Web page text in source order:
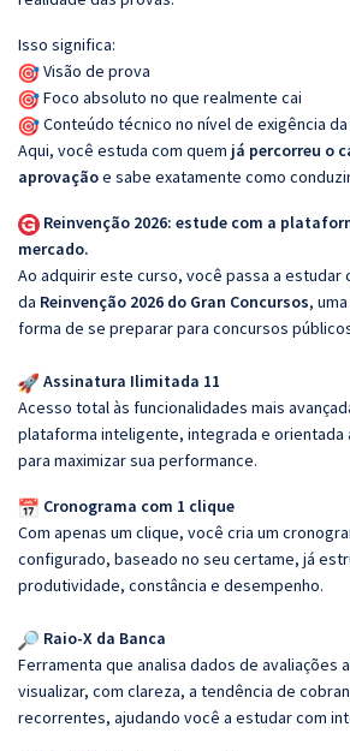
Isso significa:
Visão de prova
Foco absoluto no que realmente cai
Conteúdo técnico no nível de exigência da
Aqui, você estuda com quem já percorreu o
aprovaçãoe sabe exatamente como
Reinvenção 2026: estude com a
mercado.
Ao adquirir este curso, você passa a
da Reinvenção 2026 do Gran Concursos,
forma de se preparar para concursos
Assinatura Ilimitada 11
Acesso total às funcionalidades mais
plataforma inteligente, integrada e orientada
para maximizar sua performance.
Cronograma com 1 clique
Com apenas um clique, você cria um
configurado, baseado no seu certame, já
produtividade, constância e desempenho.
Raio-X da Banca
Ferramenta que analisa dados de avaliações
visualizar, com clareza, a tendência de
recorrentes, ajudando você a estudar com